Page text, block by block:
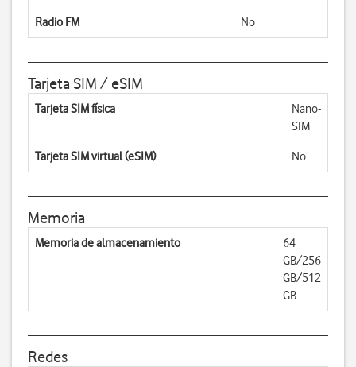
Radio FM No
Tarjeta SIM / eSIM
Tarjeta SIM física
Nano-
SIM
Tarjeta SIM virtual (eSIM) No
Memoria
Memoria de almacenamiento
64
GB/256
GB/512
GB
Redes